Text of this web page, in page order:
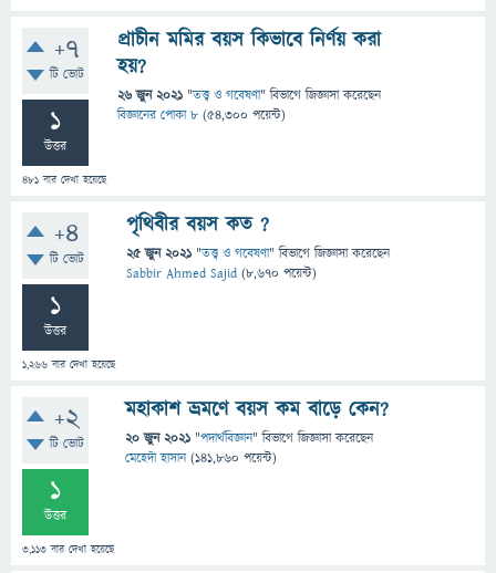
+7
টি ভোট
1
উত্তর
481 বার দেখা হয়েছে
প্রাচীন মমির বয়স কিভাবে নির্ণয় করা
হয়?
26 জুন 2021 "তত্ত্ব ও গবেষণা" বিভাগে জিজ্ঞাসাকরেছেন
বিজ্ঞানের পোকা ৮ (54,300 পয়েন্ট)
+4
টি ভোট
1
উত্তর
1,266 বার দেখা হয়েছে
পৃথিবীর বয়স কত ?
25 জুন 2021 "তত্ত্ব ও গবেষণা" বিভাগে জিজ্ঞাসাকরেছেন
Sabbir Ahmed Sajid (8,670 পয়েন্ট)
+2
টি ভোট
1
উত্তর
3,113 বার দেখা হয়েছে
মহাকাশ ভ্রমণে বয়স কম বাড়ে কেন?
20 জুন 2021 "পদার্থবিজ্ঞান" বিভাগে জিজ্ঞাসাকরেছেন
মেহেদী হাসান (141,860 পয়েন্ট)